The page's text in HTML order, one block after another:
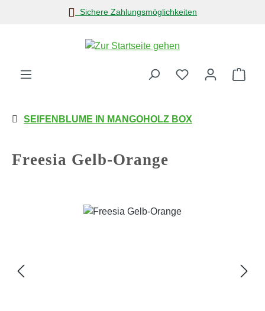
Zum Hauptinhalt springenSichere Zahlungsmöglichkeiten
SEIFENBLUME IN MANGOHOLZ BOX
Freesia Gelb-Orange
Bildergalerie überspringen